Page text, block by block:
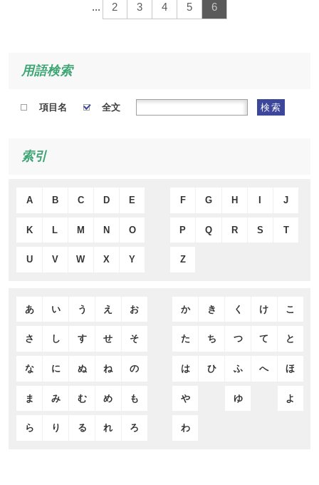
... 2 3 4 5 6
用語検索
項目名 全文 検索
索引
A B C D E F G H J
K L M N O P Q R S T
U V W X Y Z
あ い う え お か き く け こ
さ し す せ そ た ち つ て と
な に ぬ ね の は ひ ふ へ ほ
ま み む め も や ゆ よ
ら り る れ ろ わ